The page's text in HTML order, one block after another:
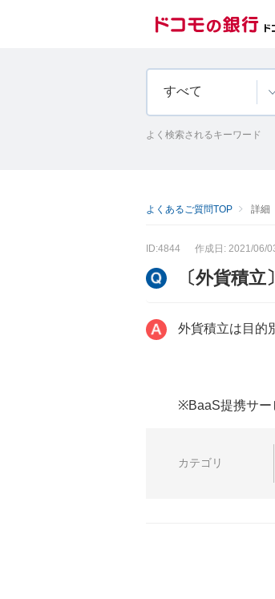
すべて
よく検索されるキーワード
よくあるご質問TOP 詳細
ID:4844 作成日: 2021/06/
〔外貨積
外貨積立は目的
※BaaS提携サー
カテゴリ